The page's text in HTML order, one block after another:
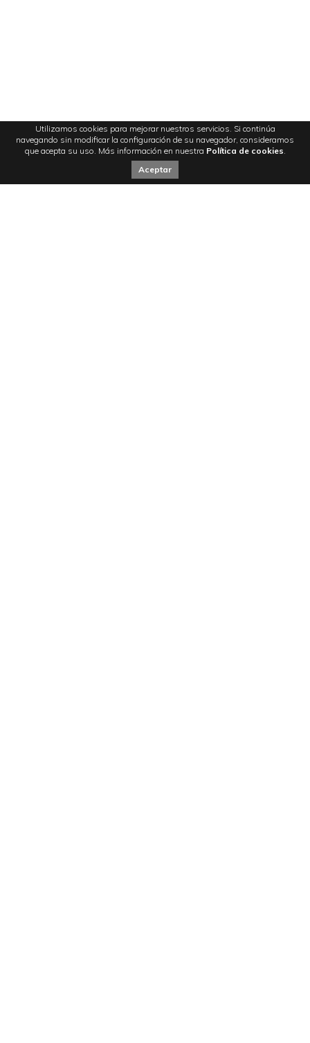
Utilizamos cookies para mejorar nuestros servicios. Si continúa
navegando sin modificar la configuración de su navegador, consideramos
que acepta su uso. Más información en nuestra Política de cookies.
Aceptar